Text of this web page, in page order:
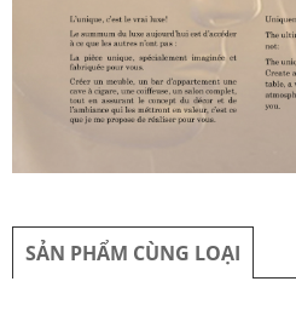
SẢN PHẨM CÙNG LOẠI